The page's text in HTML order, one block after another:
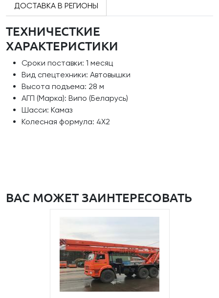
ДОСТАВКА В РЕГИОНЫ
ТЕХНИЧЕСТКИЕ
ХАРАКТЕРИСТИКИ
Сроки поставки: 1 месяц
Вид спецтехники: Автовышки
Высота подъема: 28 м
АГП (Марка): Випо (Беларусь)
Шасси: Камаз
Колесная формула: 4Х2
ВАС МОЖЕТ ЗАИНТЕРЕСОВАТЬ